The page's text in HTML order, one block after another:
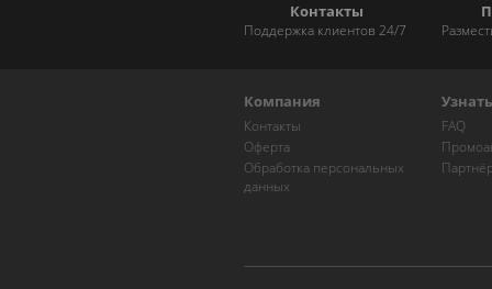
Контакты
Поддержка клиентов 24/7
Компания
Контакты
Оферта
Обработка персональных
данных
FAQ